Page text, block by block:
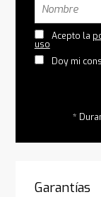
Acepto la
uso
Doy mi
*
Garantías